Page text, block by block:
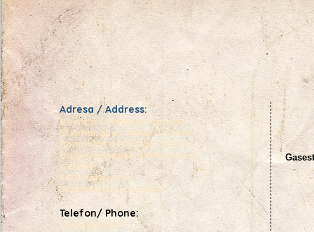
Adresa / Address:
Biserica Ortodoxa Romana
Sf.Arhangheli Mihail si Gavriil/
Romanian Orthodox Church
Holy Archangels Michael and
Gabriel
4633 Raley Blvd
Sacramento, CA 95838
Telefon/ Phone:
909-480-9139